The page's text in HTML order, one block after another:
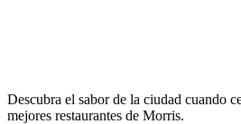
Descubra el sabor de la ciudad cuando
mejores restaurantes de Morris.